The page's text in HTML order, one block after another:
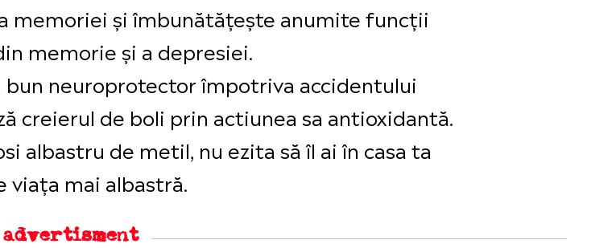
memoriei și îmbunătățește anumite funcții
memorie și a depresiei.
neuroprotector împotriva accidentului
creierul de boli prin actiunea sa antioxidantă.
albastru de metil, nu ezita să îl ai în casa ta
viața mai albastră.
advertisment